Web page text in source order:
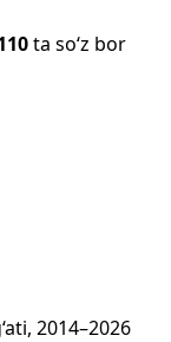
ta so‘z bor
2014–2026